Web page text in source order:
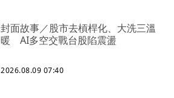
封面故事／股市去槓桿化、大洗三溫
暖 AI多空交戰台股陷震盪
2026.08.09 07:40